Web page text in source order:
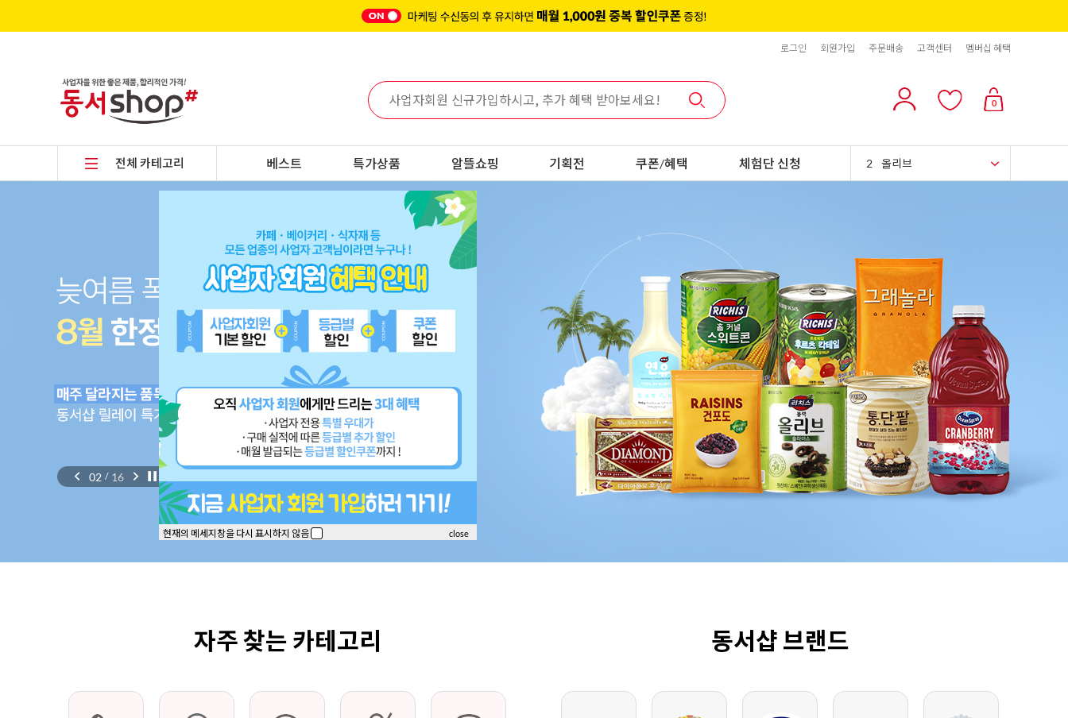
로그인 회원가입 주문배송 고객센터 멤버십 혜택
0
전체 카테고리 베스트 특가상품 알뜰쇼핑 기획전 쿠폰/혜택 체험단 신청
리치스 올리브
2 올리브
5 파인애플
6 슈가시럽
8 크림치즈
9 쿠키파우더
10 리치스 올리브
1 그래놀라
02 / 16
자주 찾는 카테고리 동서샵 브랜드
현재의 메세지창을 다시 표시하지 않음 close